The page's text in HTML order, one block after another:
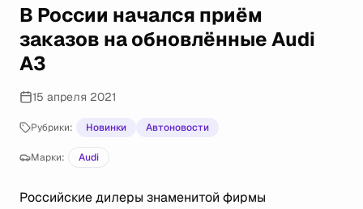
Audi A3
В России начался приём
заказов на обновлённые Audi
A3
15 апреля 2021
Рубрики: Новинки Автоновости
Марки: Audi
Российские дилеры знаменитой фирмы